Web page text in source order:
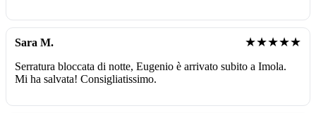
Sara M. ★★★★★
Serratura bloccata di notte, Eugenio è arrivato subito a Imola.
Mi ha salvata! Consigliatissimo.